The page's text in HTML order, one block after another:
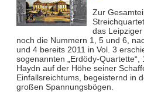
Zur
das
noch die Nummern 1, 5 und 6,
und 4 bereits 2011 in Vol. 3
sogenannten „Erdödy-
Haydn auf der Höhe seiner
Einfallsreichtums, begeisternd in
großen Spannungsbögen.